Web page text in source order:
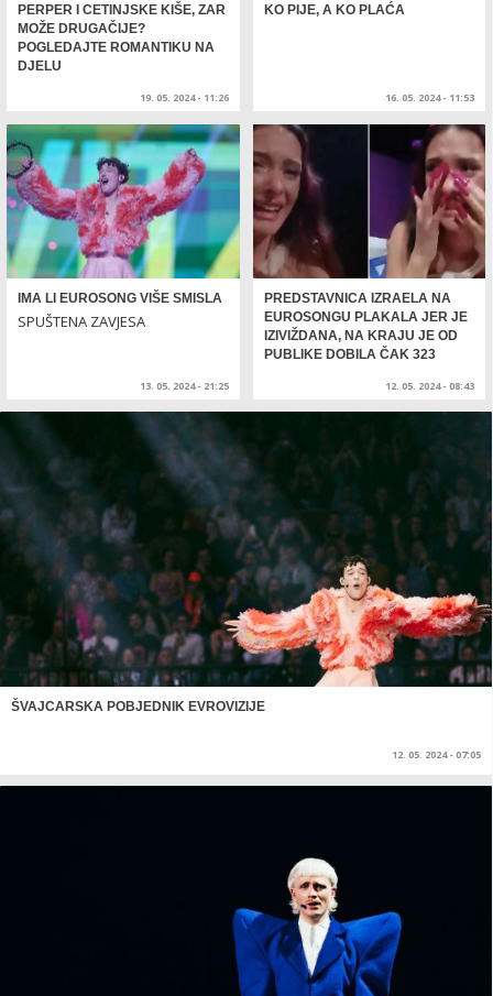
PERPER I CETINJSKE KIŠE, ZAR
MOŽE DRUGAČIJE?
POGLEDAJTE ROMANTIKU NA
DJELU
19. 05. 2024 - 11:26
KO PIJE, A KO PLAĆA
16. 05. 2024 - 11:53
IMA LI EUROSONG VIŠE SMISLA
SPUŠTENA ZAVJESA
13. 05. 2024 - 21:25
PREDSTAVNICA IZRAELA NA
EUROSONGU PLAKALA JER JE
IZIVIŽDANA, NA KRAJU JE OD
PUBLIKE DOBILA ČAK 323
12. 05. 2024 - 08:43
ŠVAJCARSKA POBJEDNIK EVROVIZIJE
12. 05. 2024 - 07:05